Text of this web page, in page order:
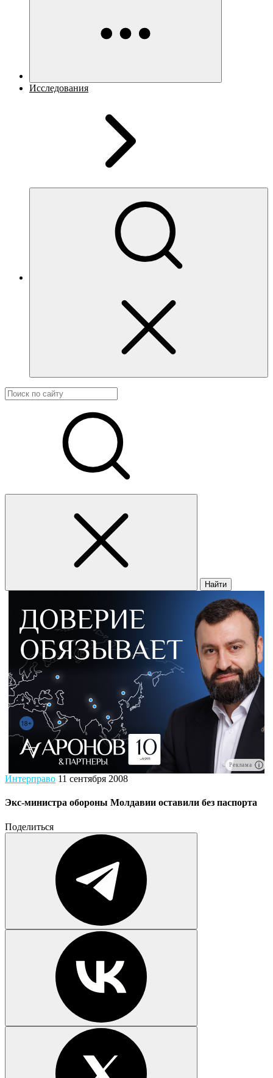
Исследования
Найти
Реклама
Интерправо 11 сентября 2008
Экс-министра обороны Молдавии оставили без паспорта
Поделиться